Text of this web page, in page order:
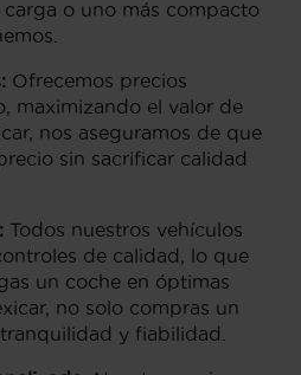
o uno más compacto
Ofrecemos precios
maximizando el valor de
nos aseguramos de que
sin sacrificar calidad
Todos nuestros vehículos
de calidad, lo que
un coche en óptimas
no solo compras un
y fiabilidad.